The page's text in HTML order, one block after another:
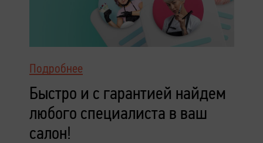
Подробнее
Быстро и с гарантией найдем
любого специалиста в ваш
салон!